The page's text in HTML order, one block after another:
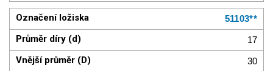
51103**
17
30